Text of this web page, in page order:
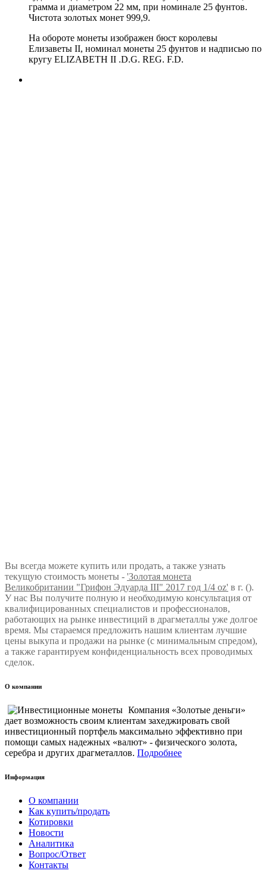
грамма и диаметром 22 мм, при номинале 25 фунтов.
Чистота золотых монет 999,9.
На обороте монеты изображен бюст королевы
Елизаветы II, номинал монеты 25 фунтов и надписью по
кругу ELIZABETH II .D.G. REG. F.D.
Вы всегда можете купить или продать, а также узнать
текущую стоимость монеты - 'Золотая монета
Великобритании "Грифон Эдуарда III" 2017 год 1/4 oz' в г. ().
У нас Вы получите полную и необходимую консультация от
квалифицированных специалистов и профессионалов,
работающих на рынке инвестиций в драгметаллы уже долгое
время. Мы стараемся предложить нашим клиентам лучшие
цены выкупа и продажи на рынке (с минимальным спредом),
а также гарантируем конфиденциальность всех проводимых
сделок.
О компании
Компания «Золотые деньги»
дает возможность своим клиентам захеджировать свой
инвестиционный портфель максимально эффективно при
помощи самых надежных «валют» - физического золота,
серебра и других драгметаллов. Подробнее
Информация
О компании
Как купить/продать
Котировки
Новости
Аналитика
Вопрос/Ответ
Контакты